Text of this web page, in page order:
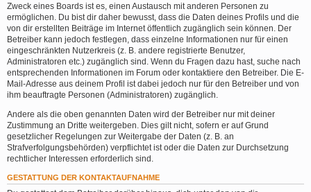
Zweck eines Boards ist es, einen Austausch mit anderen Personen zu
ermöglichen. Du bist dir daher bewusst, dass die Daten deines Profils und die
von dir erstellten Beiträge im Internet öffentlich zugänglich sein können. Der
Betreiber kann jedoch festlegen, dass einzelne Informationen nur für einen
eingeschränkten Nutzerkreis (z. B. andere registrierte Benutzer,
Administratoren etc.) zugänglich sind. Wenn du Fragen dazu hast, suche nach
entsprechenden Informationen im Forum oder kontaktiere den Betreiber. Die E-
Mail-Adresse aus deinem Profil ist dabei jedoch nur für den Betreiber und von
ihm beauftragte Personen (Administratoren) zugänglich.
Andere als die oben genannten Daten wird der Betreiber nur mit deiner
Zustimmung an Dritte weitergeben. Dies gilt nicht, sofern er auf Grund
gesetzlicher Regelungen zur Weitergabe der Daten (z. B. an
Strafverfolgungsbehörden) verpflichtet ist oder die Daten zur Durchsetzung
rechtlicher Interessen erforderlich sind.
GESTATTUNG DER KONTAKTAUFNAHME